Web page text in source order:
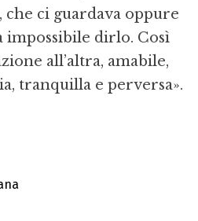
ci guardava oppure
impossibile dirlo. Così
all’altra, amabile,
tranquilla e perversa».